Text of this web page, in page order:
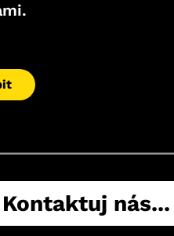
Kontaktuj nás...